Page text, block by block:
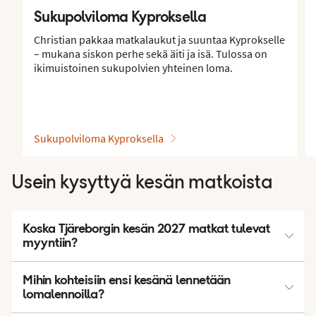
Sukupolviloma Kyproksella
Christian pakkaa matkalaukut ja suuntaa Kyprokselle
– mukana siskon perhe sekä äiti ja isä. Tulossa on
ikimuistoinen sukupolvien yhteinen loma.
Sukupolviloma Kyproksella
Usein kysyttyä kesän matkoista
Koska Tjäreborgin kesän 2027 matkat tulevat
myyntiin?
matkakohteita ja hotelleja. Lisää matkakohteita ja hotelleja
lisätään jatkuvasti kesän, syksyn ja talven aikana.
Mihin kohteisiin ensi kesänä lennetään
lomalennoilla?